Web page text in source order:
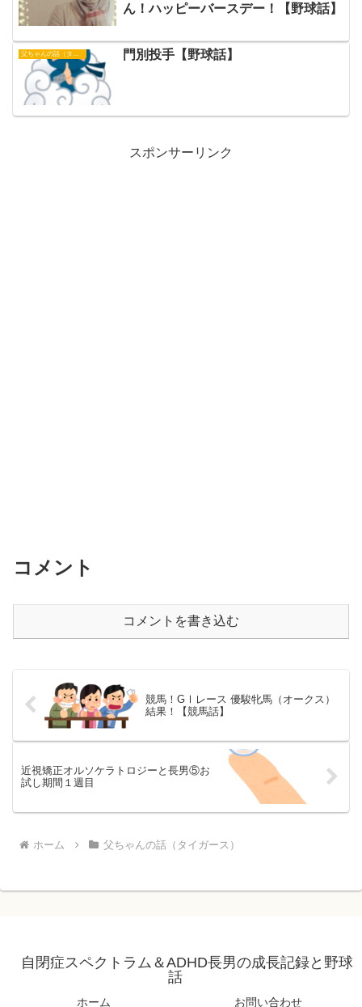
ん！ハッピーバースデー！【野球話】
父ちゃんの話（タイガース） 門別投手【野球話】
スポンサーリンク
コメント
コメントを書き込む
競馬！GⅠレース 優駿牝馬（オークス）
結果！【競馬話】
近視矯正オルソケラトロジーと長男⑤お
試し期間１週目
ホーム 父ちゃんの話（タイガース）
自閉症スペクトラム＆ADHD長男の成長記録と野球
話
ホーム お問い合わせ